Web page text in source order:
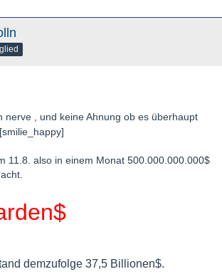
nerve , und keine Ahnung ob es überhaupt
11.8. also in einem Monat 500.000.000.000$
demzufolge 37,5 Billionen$.